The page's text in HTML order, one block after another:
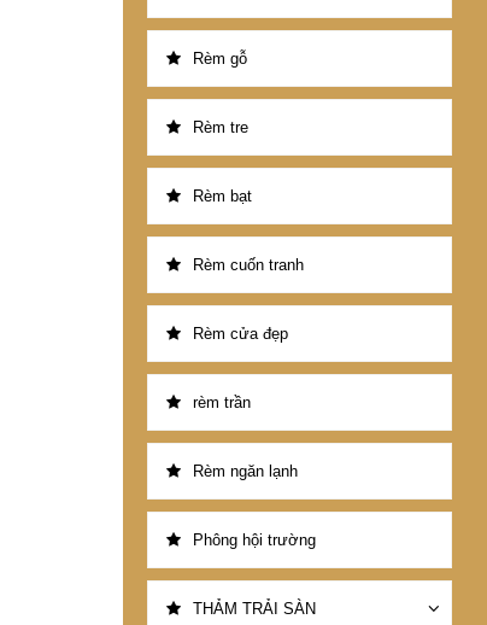
Rèm gỗ
Rèm tre
Rèm bạt
Rèm cuốn tranh
Rèm cửa đẹp
rèm trần
Rèm ngăn lạnh
Phông hội trường
THẢM TRẢI SÀN